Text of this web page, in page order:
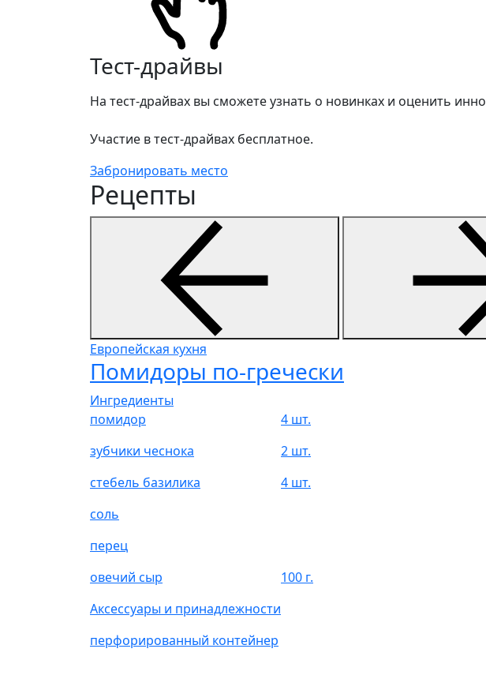
Тест-драйвы
На тест-драйвах вы сможете узнать о новинках и оценить
Участие в тест-драйвах бесплатное.
Забронировать место
Рецепты
Европейская кухня
Помидоры по-гречески
Ингредиенты
помидор
4 шт.
зубчики чеснока
2 шт.
стебель базилика
4 шт.
соль
перец
овечий сыр
100 г.
Аксессуары и принадлежности
перфорированный контейнер